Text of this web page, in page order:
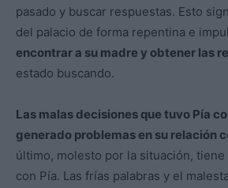
pasado y buscar respuestas. Esto
del palacio de forma repentina e
encontrar a su madre y obtener las
estado buscando.
Las malas decisiones que tuvo Pía
generado problemas en su relación
último, molesto por la situación,
con Pía. Las frías palabras y el